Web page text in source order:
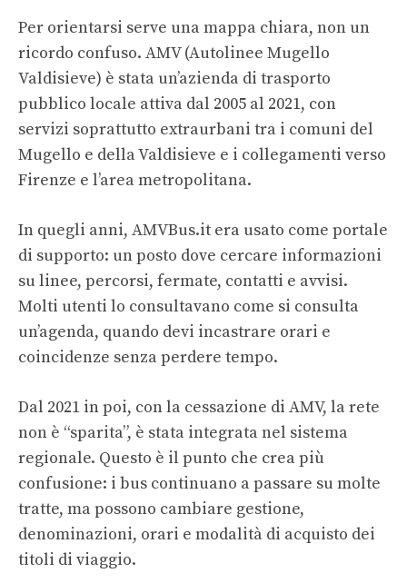
Per orientarsi serve una mappa chiara, non un
ricordo confuso. AMV (Autolinee Mugello
Valdisieve) è stata un’azienda di trasporto
pubblico locale attiva dal 2005 al 2021, con
servizi soprattutto extraurbani tra i comuni del
Mugello e della Valdisieve e i collegamenti verso
Firenze e l’area metropolitana.
In quegli anni, AMVBus.it era usato come portale
di supporto: un posto dove cercare informazioni
su linee, percorsi, fermate, contatti e avvisi.
Molti utenti lo consultavano come si consulta
un’agenda, quando devi incastrare orari e
coincidenze senza perdere tempo.
Dal 2021 in poi, con la cessazione di AMV, la rete
non è “sparita”, è stata integrata nel sistema
regionale. Questo è il punto che crea più
confusione: i bus continuano a passare su molte
tratte, ma possono cambiare gestione,
denominazioni, orari e modalità di acquisto dei
titoli di viaggio.